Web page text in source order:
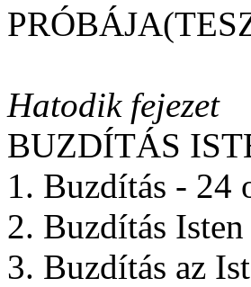
Hatodik fejezet
BUZDÍTÁS
1. Buzdítás - 24
2. Buzdítás
3. Buzdítás az